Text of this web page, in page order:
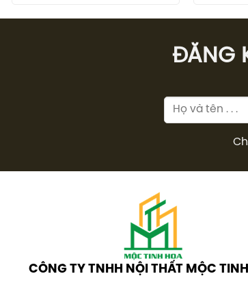
ĐĂNG
CÔNG TY TNHH NỘI THẤT MỘC